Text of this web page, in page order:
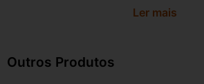
Ler mais
Outros Produtos